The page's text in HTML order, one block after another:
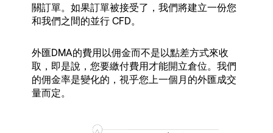
關訂單。如果訂單被接受了，我們將建立一份您
和我們之間的並行 CFD。
外匯DMA的費用以佣金而不是以點差方式來收
取，即是說，您要繳付費用才能開立倉位。我們
的佣金率是變化的，視乎您上一個月的外匯成交
量而定。